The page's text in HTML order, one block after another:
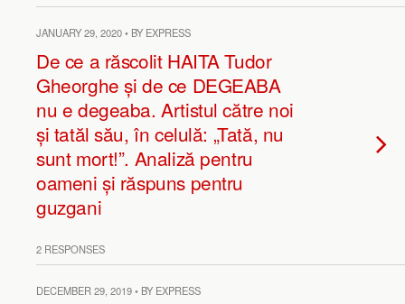
JANUARY 29, 2020 • BY EXPRESS
De ce a răscolit HAITA Tudor
Gheorghe și de ce DEGEABA
nu e degeaba. Artistul către noi
și tatăl său, în celulă: „Tată, nu
sunt mort!”. Analiză pentru
oameni și răspuns pentru
guzgani
2 RESPONSES
DECEMBER 29, 2019 • BY EXPRESS